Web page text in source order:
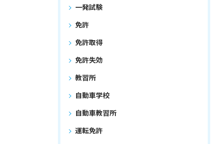
一発試験
免許
免許取得
免許失効
教習所
自動車学校
自動車教習所
運転免許